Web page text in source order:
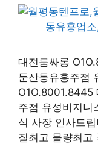
대전룸싸롱
둔산동유흥주점
O1O.8001.8445
주점 유성비지니
식 사장 인사드
질최고 물량최고